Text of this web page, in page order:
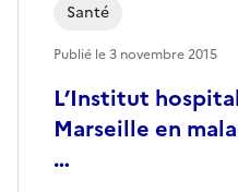
L’Institut
Marseille en
…
Santé
Publié le3 novembre 2015